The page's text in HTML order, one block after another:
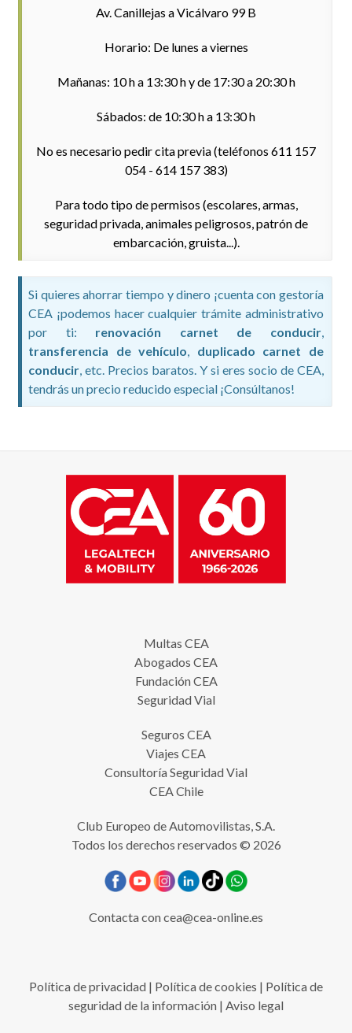
Av. Canillejas a Vicálvaro 99 B
Horario: De lunes a viernes
Mañanas: 10 h a 13:30 h y de 17:30 a 20:30 h
Sábados: de 10:30 h a 13:30 h
No es necesario pedir cita previa (teléfonos 611 157
054 - 614 157 383)
Para todo tipo de permisos (escolares, armas,
seguridad privada, animales peligrosos, patrón de
embarcación, gruista...).
Si quieres ahorrar tiempo y dinero ¡cuenta con gestoría
CEA ¡podemos hacer cualquier trámite administrativo
por ti: renovación carnet de conducir,
transferencia de vehículo, duplicado carnet de
conducir, etc. Precios baratos. Y si eres socio de CEA,
tendrás un precio reducido especial ¡Consúltanos!
Multas CEA
Abogados CEA
Fundación CEA
Seguridad Vial
Seguros CEA
Viajes CEA
Consultoría Seguridad Vial
CEA Chile
Club Europeo de Automovilistas, S.A.
Todos los derechos reservados © 2026
Contacta concea@cea-online.es
Política de privacidad | Política de cookies | Política de
seguridad de la información | Aviso legal